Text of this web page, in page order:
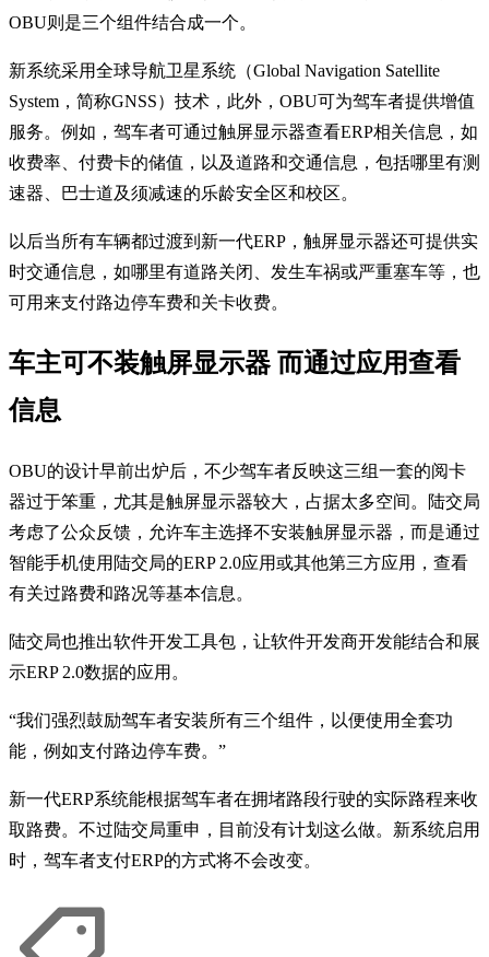
OBU则是三个组件结合成一个。
新系统采用全球导航卫星系统（Global Navigation Satellite
System，简称GNSS）技术，此外，OBU可为驾车者提供增值
服务。例如，驾车者可通过触屏显示器查看ERP相关信息，如
收费率、付费卡的储值，以及道路和交通信息，包括哪里有测
速器、巴士道及须减速的乐龄安全区和校区。
以后当所有车辆都过渡到新一代ERP，触屏显示器还可提供实
时交通信息，如哪里有道路关闭、发生车祸或严重塞车等，也
可用来支付路边停车费和关卡收费。
车主可不装触屏显示器 而通过应用查看
信息
OBU的设计早前出炉后，不少驾车者反映这三组一套的阅卡
器过于笨重，尤其是触屏显示器较大，占据太多空间。陆交局
考虑了公众反馈，允许车主选择不安装触屏显示器，而是通过
智能手机使用陆交局的ERP 2.0应用或其他第三方应用，查看
有关过路费和路况等基本信息。
陆交局也推出软件开发工具包，让软件开发商开发能结合和展
示ERP 2.0数据的应用。
“我们强烈鼓励驾车者安装所有三个组件，以便使用全套功
能，例如支付路边停车费。”
新一代ERP系统能根据驾车者在拥堵路段行驶的实际路程来收
取路费。不过陆交局重申，目前没有计划这么做。新系统启用
时，驾车者支付ERP的方式将不会改变。